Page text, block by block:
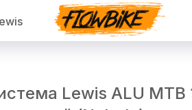
Lewis ALU